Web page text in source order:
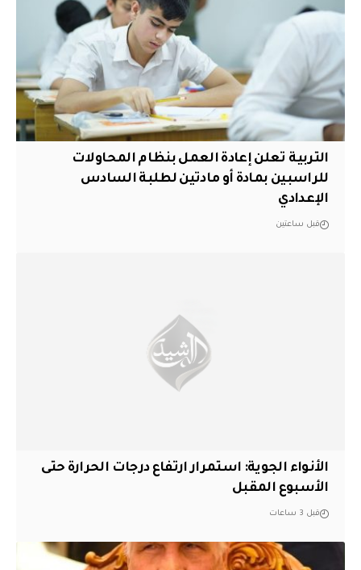
التربية تعلن إعادة العمل بنظام المحاولات
للراسبين بمادة أو مادتين لطلبة السادس
الإعدادي
قبل ساعتين
الأنواء الجوية: استمرار ارتفاع درجات الحرارة حتى
الأسبوع المقبل
قبل 3 ساعات